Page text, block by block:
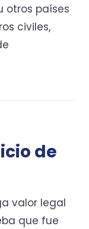
otros países
civiles,
de
valor legal
que fue